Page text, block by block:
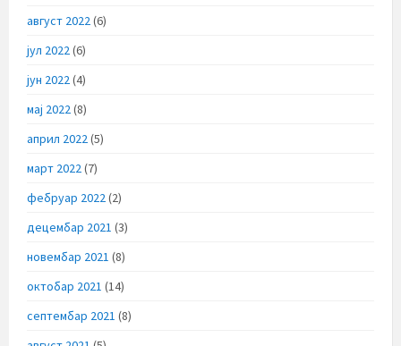
август 2022 (6)
јул 2022 (6)
јун 2022 (4)
мај 2022 (8)
април 2022 (5)
март 2022 (7)
фебруар 2022 (2)
децембар 2021 (3)
новембар 2021 (8)
октобар 2021 (14)
септембар 2021 (8)